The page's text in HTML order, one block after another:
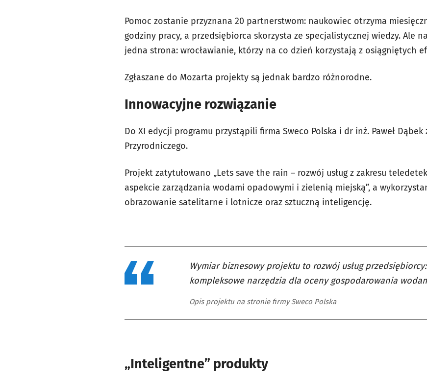
Pomoc zostanie przyznana 20 partnerstwom: naukowiec otrzyma
godziny pracy, a przedsiębiorca skorzysta ze specjalistycznej wiedzy. Ale
jedna strona: wrocławianie, którzy na co dzień korzystają z osiągniętych
Zgłaszane do Mozarta projekty są jednak bardzo różnorodne.
Innowacyjne rozwiązanie
Do XI edycji programu przystąpili firma Sweco Polska i dr inż. Paweł
Przyrodniczego.
Projekt zatytułowano „Lets save the rain – rozwój usług z zakresu
aspekcie zarządzania wodami opadowymi i zielenią miejską”, a
obrazowanie satelitarne i lotnicze oraz sztuczną inteligencję.
Wymiar biznesowy projektu to rozwój usług
kompleksowe narzędzia dla oceny gospodarowania
Opis projektu na stronie firmy Sweco Polska
„Inteligentne” produkty